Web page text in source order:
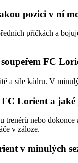
pozici v ní
příčkách a
FC
síle kádru. V
Lorient a
nebo
v záloze.
v minulých